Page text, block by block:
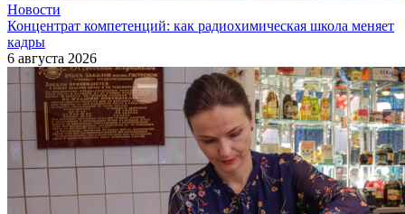
Новости
Концентрат компетенций: как радиохимическая школа меняет
кадры
6 августа 2026